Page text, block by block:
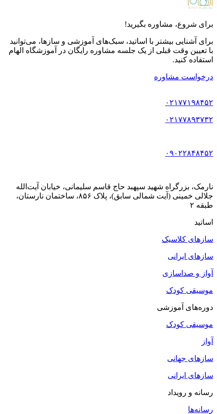
برای شروع، مشاوره بگیرید!
برای آشنایی بیشتر با اساتید، سبک‌های آموزشی و سازها، می‌توانید
با تعیین وقت قبلی از یک جلسه مشاوره رایگان در آموزشگاه الهام
استفاده کنید.
درخواست مشاوره
۰۲۱۷۷۱۹۸۴۵۲
۰۲۱۷۷۸۹۳۷۳۲
۰۹۰۲۲۸۴۸۴۵۲
نارمک، بزرگراه شهید سپهبد حاج قاسم سلیمانی، خیابان آیت‌الله
جلالی خمینی (آیت شمالی سابق)، پلاک ۸۵۶، ساختمان نارستان،
طبقه ۲
اساتید
سازهای کلاسیک
سازهای ایرانی
آواز و صداسازی
موسیقی کودک
دوره‌های آموزشی
موسیقی کودک
آواز
سازهای جهانی
سازهای ایرانی
رسانه و رویداد
رسانه‌ها